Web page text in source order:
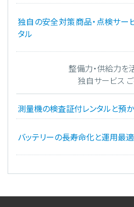
独自の安全対策商品・点検サー
タル
整備力・供給力を
独自サービス
測量機の検査証付レンタルと預
バッテリーの長寿命化と運用最